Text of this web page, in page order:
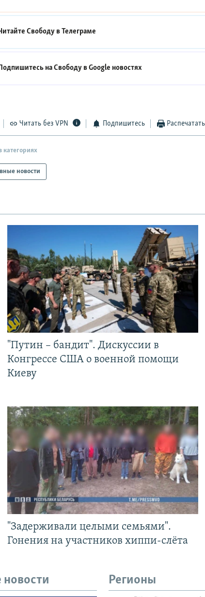
Свободу вТелеграме
на Свободу вGoogle новостях
Читать без VPN Подпишитесь Распечатать
категориях
новости
"Путин – бандит". Дискуссии в
Конгрессе США о военной помощи
Киеву
"Задерживали целыми семьями".
Гонения на участников хиппи-слёта
новости Регионы